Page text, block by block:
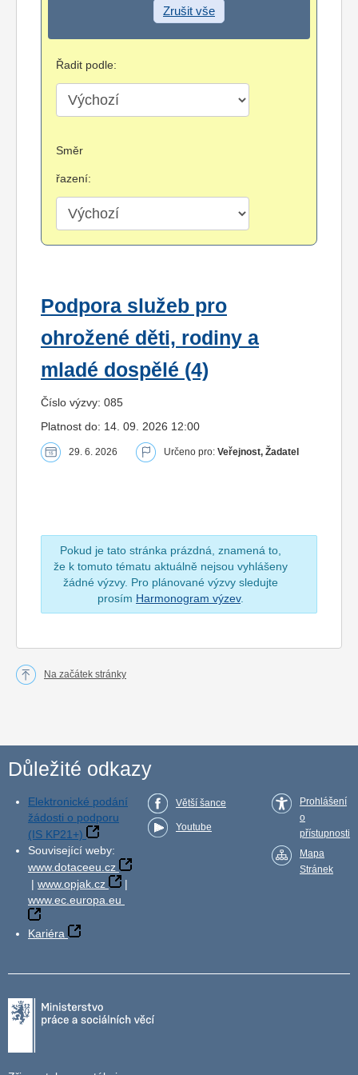
Zrušit vše
Řadit podle:
Směr
řazení:
Podpora služeb pro
ohrožené děti, rodiny a
mladé dospělé (4)
Číslo výzvy: 085
Platnost do: 14. 09. 2026 12:00
29. 6. 2026 Určeno pro: Veřejnost, Žadatel
Pokud je tato stránka prázdná, znamená to,
že k tomuto tématu aktuálně nejsou vyhlášeny
žádné výzvy. Pro plánované výzvy sledujte
prosím Harmonogram výzev.
Na začátek stránky
Důležité odkazy
Elektronické podání
žádosti o podporu
(IS KP21+)
Související weby:
www.dotaceeu.cz
| www.opjak.cz
|
www.ec.europa.eu
Kariéra
Větší šance
Youtube
Prohlášení
o
přístupnosti
Mapa
Stránek